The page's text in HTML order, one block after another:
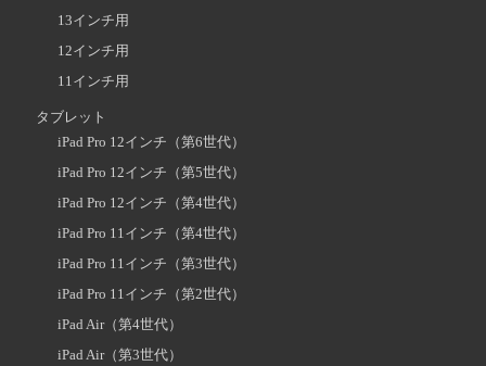
13インチ用
12インチ用
11インチ用
タブレット
iPad Pro 12インチ（第6世代）
iPad Pro 12インチ（第5世代）
iPad Pro 12インチ（第4世代）
iPad Pro 11インチ（第4世代）
iPad Pro 11インチ（第3世代）
iPad Pro 11インチ（第2世代）
iPad Air（第4世代）
iPad Air（第3世代）